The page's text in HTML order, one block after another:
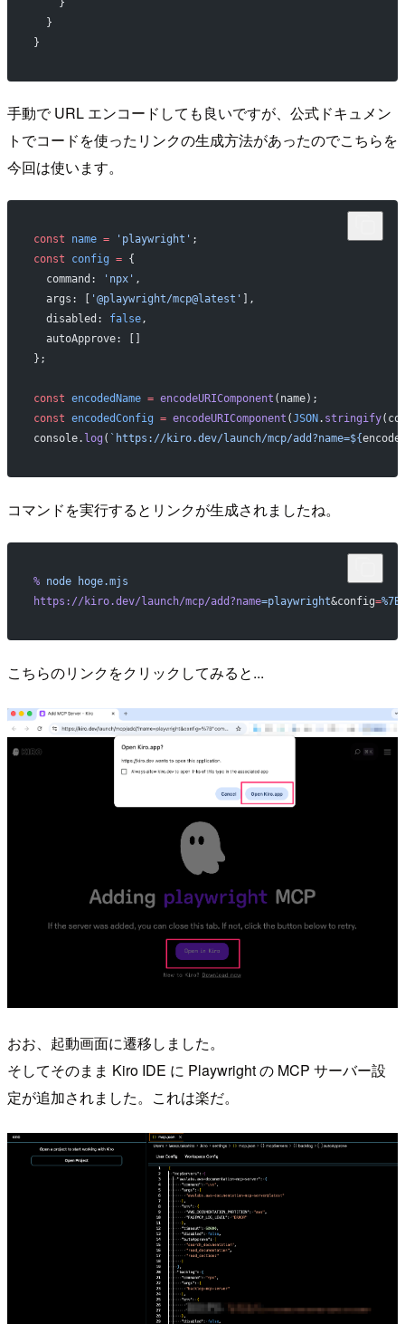
  }
}
手動で URL エンコードしても良いですが、公式ドキュメン
トでコードを使ったリンクの生成方法があったのでこちらを
今回は使います。
const name = 'playwright' ;
const config = {
  command:
'npx' ,
  args: [
'@playwright/mcp@latest'
],
  disabled:
false,
  autoApprove: []
};
const encodedName = encodeURIComponent (name);
const encodedConfig = encodeURIComponent (JSON . stringify
console. log ( `https://kiro.dev/launch/mcp/add?name=${
コマンドを実行するとリンクが生成されましたね。
% node hoge.mjs
https://kiro.dev/launch/mcp/add?name=playwright&config=
こちらのリンクをクリックしてみると...
おお、起動画面に遷移しました。
そしてそのまま Kiro IDE に Playwright の MCP サーバー設
定が追加されました。これは楽だ。